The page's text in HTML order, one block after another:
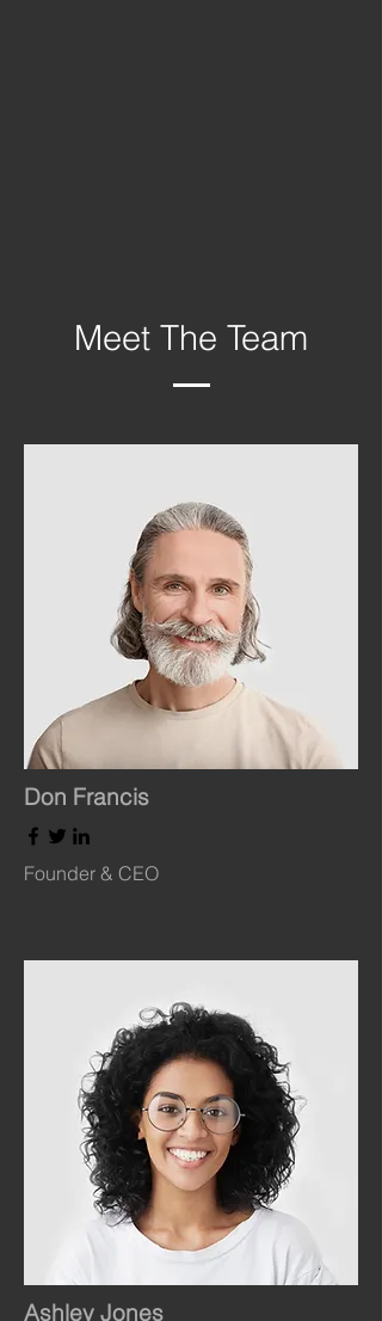
Meet The Team
Don Francis
Founder & CEO
Ashley Jones